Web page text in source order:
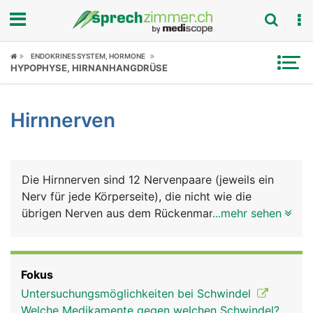
Fokus
Symptome
News
Rubriken
ENDOKRINES SYSTEM, HORMONE
HYPOPHYSE, HIRNANHANGDRÜSE
Hirnnerven
Die Hirnnerven sind 12 Nervenpaare (jeweils ein
Nerv für jede Körperseite), die nicht wie die
übrigen Nerven aus dem Rückenmark kommen,
Bauchraum, alle anderen versorgen den Kopf und
die Halsregion. Die 12 Hirnnerven haben folgende
...mehr sehen
Fokus
Untersuchungsmöglichkeiten bei Schwindel
Welche Medikamente gegen welchen Schwindel?